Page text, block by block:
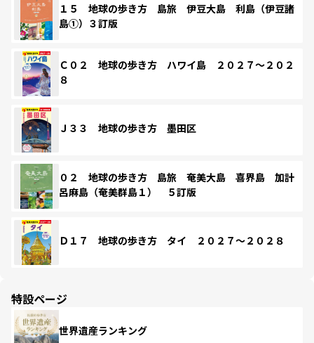
１５ 地球の歩き方 島旅 伊豆大島 利島（伊豆諸
島①）３訂版
Ｃ０２ 地球の歩き方 ハワイ島 ２０２７～２０２
８
Ｊ３３ 地球の歩き方 墨田区
０２ 地球の歩き方 島旅 奄美大島 喜界島 加計
呂麻島（奄美群島１） ５訂版
Ｄ１７ 地球の歩き方 タイ ２０２７～２０２８
特設ページ
世界遺産ランキング